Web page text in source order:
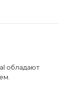
обладают